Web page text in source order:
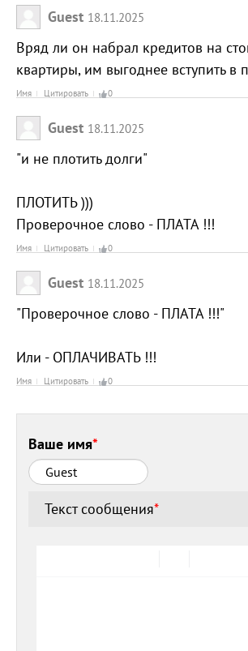
Guest 18.11.2025
Вряд ли он набрал кредитов на
квартиры, им выгоднее вступить в
Имя Цитировать 0
Guest 18.11.2025
"и не плотить долги"
ПЛОТИТЬ )))
Проверочное слово - ПЛАТА !!!
Имя Цитировать 0
Guest 18.11.2025
"Проверочное слово - ПЛАТА !!!"
Или - ОПЛАЧИВАТЬ !!!
Имя Цитировать 0
Ваше имя*
Текст сообщения*